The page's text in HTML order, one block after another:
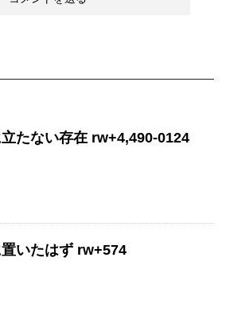
たない存在 rw+4,490-0124
いたはず rw+574